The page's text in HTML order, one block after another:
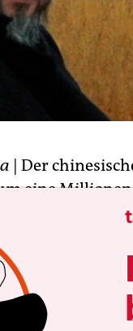
| Der
eine
gezahlt.
der 54-
dpa